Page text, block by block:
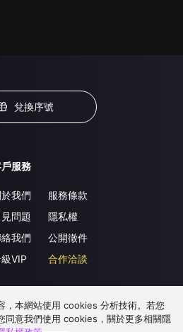
兌換序號
服務
我們
問題
我們
VIP
服務條款
隱私權
公開徵件
合作洽談
，本網站使用 cookies 分析技術。若您
同意我們使用 cookies，關於更多相關隱